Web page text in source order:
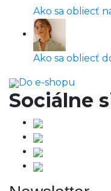
Ako sa obliecť
Ako sa obliecť
Do e-shopu
Sociálne